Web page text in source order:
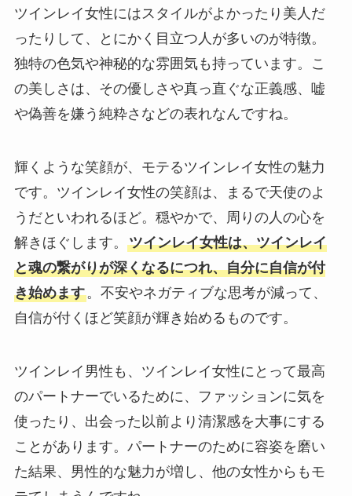
ツインレイ女性にはスタイルがよかったり美人だ
ったりして、とにかく目立つ人が多いのが特徴。
独特の色気や神秘的な雰囲気も持っています。こ
の美しさは、その優しさや真っ直ぐな正義感、嘘
や偽善を嫌う純粋さなどの表れなんですね。
輝くような笑顔が、モテるツインレイ女性の魅力
です。ツインレイ女性の笑顔は、まるで天使のよ
うだといわれるほど。穏やかで、周りの人の心を
解きほぐします。 ツインレイ女性は、ツインレイ
と魂の繋がりが深くなるにつれ、自分に自信が付
き始めます。不安やネガティブな思考が減って、
自信が付くほど笑顔が輝き始めるものです。
ツインレイ男性も、ツインレイ女性にとって最高
のパートナーでいるために、ファッションに気を
使ったり、出会った以前より清潔感を大事にする
ことがあります。パートナーのために容姿を磨い
た結果、男性的な魅力が増し、他の女性からもモ